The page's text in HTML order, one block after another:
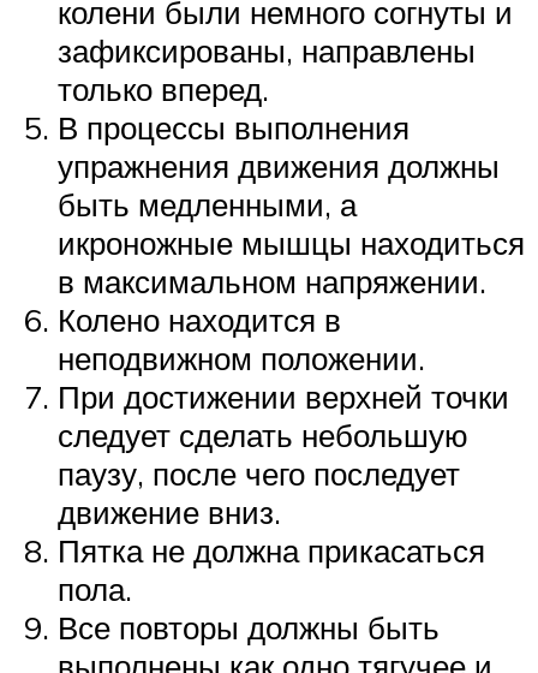
колени были немного согнуты и
зафиксированы, направлены
только вперед.
В процессы выполнения
упражнения движения должны
быть медленными, а
икроножные мышцы находиться
в максимальном напряжении.
Колено находится в
неподвижном положении.
При достижении верхней точки
следует сделать небольшую
паузу, после чего последует
движение вниз.
Пятка не должна прикасаться
пола.
Все повторы должны быть